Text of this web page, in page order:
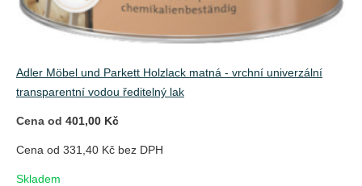
Adler Möbel und Parkett Holzlack matná - vrchní univerzální
transparentní vodou ředitelný lak
Cena od 401,00 Kč
Cena od 331,40 Kč bez DPH
Skladem